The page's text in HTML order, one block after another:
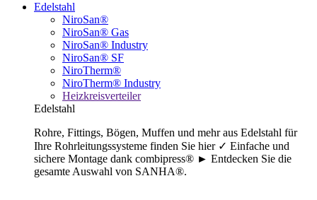
Edelstahl
NiroSan®
NiroSan® Gas
NiroSan® Industry
NiroSan® SF
NiroTherm®
NiroTherm® Industry
Heizkreisverteiler
Edelstahl
Rohre, Fittings, Bögen, Muffen und mehr aus Edelstahl für
Ihre Rohrleitungssysteme finden Sie hier ✓ Einfache und
sichere Montage dank combipress® ► Entdecken Sie die
gesamte Auswahl von SANHA®.